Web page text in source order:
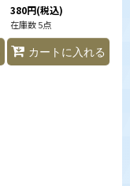
380円(税込)
在庫数 5点
カートに入れる